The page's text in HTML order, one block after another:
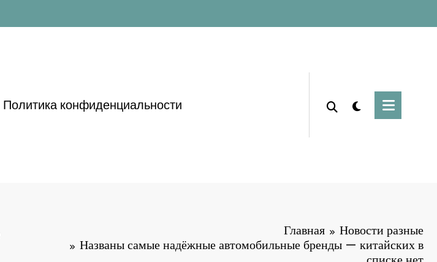
Политика конфиденциальности
Главная
Новости разные
Названы самые надёжные автомобильные бренды — китайских в